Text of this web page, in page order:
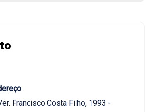
Francisco Costa Filho, 1993 -